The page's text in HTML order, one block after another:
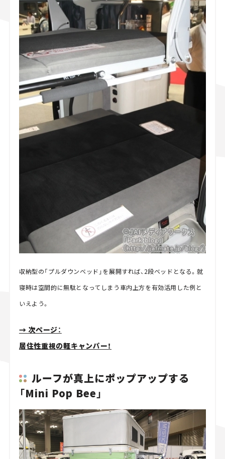
収納型の「プルダウンベッド」を展開すれば、2段ベッドとなる。就
寝時は空間的に無駄となってしまう車内上方を有効活用した例と
いえよう。
→ 次ページ：
居住性重視の軽キャンパー！
ルーフが真上にポップアップする
「Mini Pop Bee」